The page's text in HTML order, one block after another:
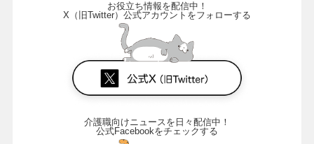
お役立ち情報を配信中！
X（旧Twitter）公式アカウントをフォローする
介護職向けニュースを日々配信中！
公式Facebookをチェックする